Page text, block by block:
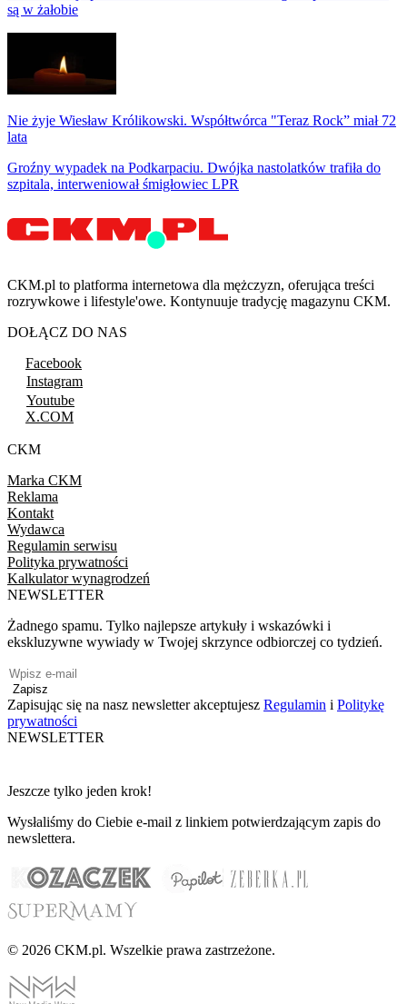
są w żałobie
Nie żyje Wiesław Królikowski. Współtwórca "Teraz Rock” miał 72
lata
Groźny wypadek na Podkarpaciu. Dwójka nastolatków trafiła do
szpitala, interweniował śmigłowiec LPR
CKM.pl to platforma internetowa dla mężczyzn, oferująca treści
rozrywkowe i lifestyle'owe. Kontynuuje tradycję magazynu CKM.
DOŁĄCZ DO NAS
Facebook
Instagram
Youtube
X.COM
CKM
Marka CKM
Reklama
Kontakt
Wydawca
Regulamin serwisu
Polityka prywatności
Kalkulator wynagrodzeń
NEWSLETTER
Żadnego spamu. Tylko najlepsze artykuły i wskazówki i
ekskluzywne wywiady w Twojej skrzynce odbiorczej co tydzień.
Zapisz
Zapisując się na nasz newsletter akceptujesz Regulamin i Politykę
prywatności
NEWSLETTER
Jeszcze tylko jeden krok!
Wysłaliśmy do Ciebie e-mail z linkiem potwierdzającym zapis do
newslettera.
© 2026 CKM.pl. Wszelkie prawa zastrzeżone.